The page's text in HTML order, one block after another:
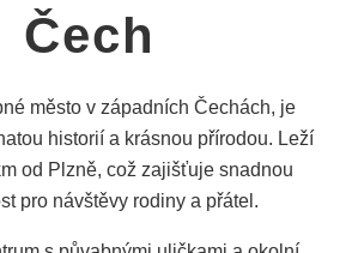
Čech
město v západních Čechách, je
historií a krásnou přírodou. Leží
od Plzně, což zajišťuje snadnou
pro návštěvy rodiny a přátel.